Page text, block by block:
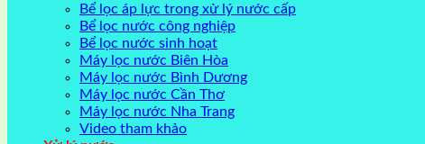
Bể lọc áp lực trong xử lý nước cấp
Bể lọc nước công nghiệp
Bể lọc nước sinh hoạt
Máy lọc nước Biên Hòa
Máy lọc nước Bình Dương
Máy lọc nước Cần Thơ
Máy lọc nước Nha Trang
Video tham khảo